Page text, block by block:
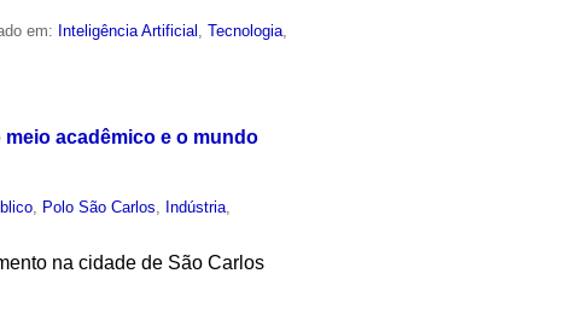
em: Inteligência Artificial ,Tecnologia
acadêmico e o mundo
, Polo São Carlos, Indústria,
na cidade de São Carlos